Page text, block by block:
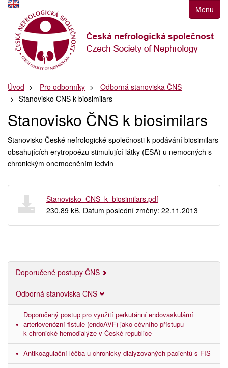
k
navigaci
Přejít
obsah
k
postrannímu
Klávesové
zkratky
Menu
Úvod Pro odborníky
Odborná stanoviska ČNS
Stanovisko ČNS k biosimilars
Stanovisko ČNS k biosimilars
Stanovisko České nefrologické společnosti k podávání biosimilars
obsahujících erytropoézu stimulující látky (ESA) u nemocných s
chronickým onemocněním ledvin
Stanovisko_ČNS_k_biosimilars.pdf
230,89 kB, Datum poslední změny: 22.11.2013
Doporučené postupy ČNS
Odborná stanoviska ČNS
Doporučený postup pro využití perkutánní endovaskulární
arteriovenózní fistule (endoAVF) jako cévního přístupu
k chronické hemodialýze v České republice
Antikoagulační léčba u chronicky dialyzovaných pacientů s FIS